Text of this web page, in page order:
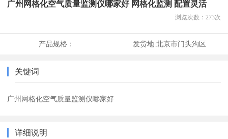
广州网格化空气质量监测仪哪家好 网格化监测 配置灵活
浏览次数： 273次
产品规格： 发货地:北京市门头沟区
关键词
广州网格化空气质量监测仪哪家好
详细说明